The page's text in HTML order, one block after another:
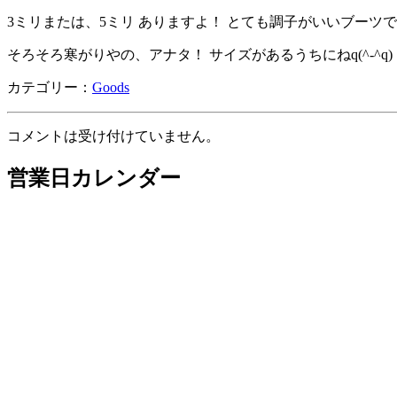
3ミリまたは、5ミリ ありますよ！ とても調子がいいブーツ
そろそろ寒がりやの、アナタ！ サイズがあるうちにねq(^-^q)
カテゴリー： Goods
コメントは受け付けていません。
営業日カレンダー